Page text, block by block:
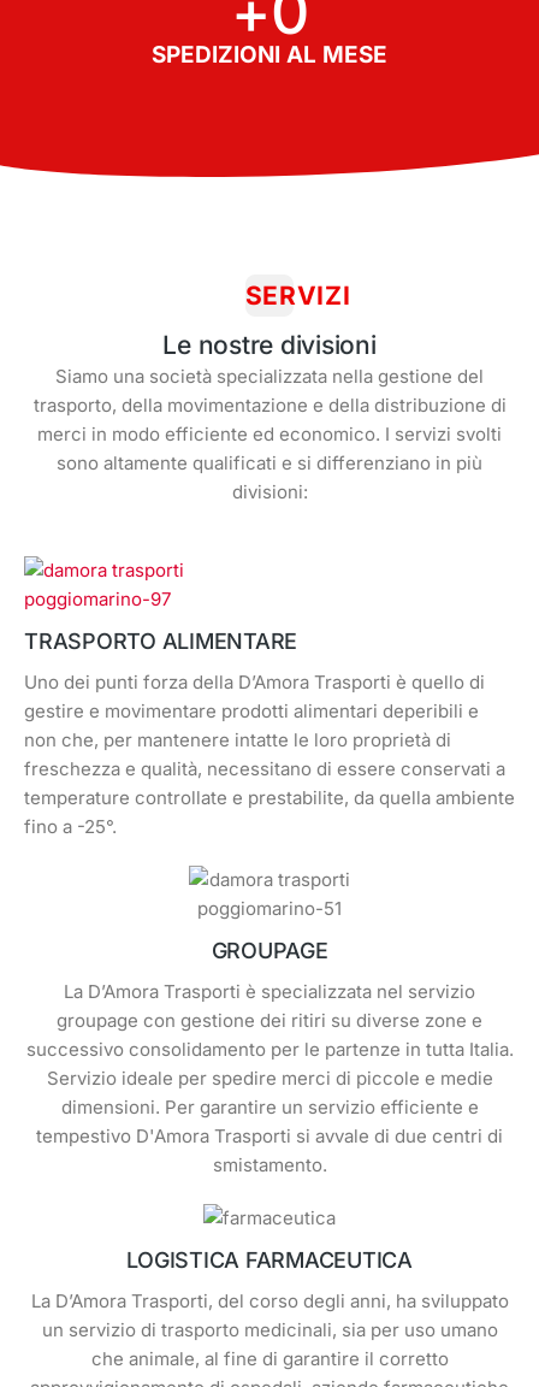
SPEDIZIONI AL MESE
SERVIZI
Le nostre divisioni
Siamo una società specializzata nella gestione del
trasporto, della movimentazione e della distribuzione di
merci in modo efficiente ed economico. I servizi svolti
sono altamente qualificati e si differenziano in più
divisioni:
TRASPORTO ALIMENTARE
Uno dei punti forza della D’Amora Trasporti è quello di
gestire e movimentare prodotti alimentari deperibili e
non che, per mantenere intatte le loro proprietà di
freschezza e qualità, necessitano di essere conservati a
temperature controllate e prestabilite, da quella ambiente
fino a -25°.
GROUPAGE
La D’Amora Trasporti è specializzata nel servizio
groupage con gestione dei ritiri su diverse zone e
successivo consolidamento per le partenze in tutta Italia.
Servizio ideale per spedire merci di piccole e medie
dimensioni. Per garantire un servizio efficiente e
tempestivo D'Amora Trasporti si avvale di due centri di
smistamento.
LOGISTICA FARMACEUTICA
La D’Amora Trasporti, del corso degli anni, ha sviluppato
un servizio di trasporto medicinali, sia per uso umano
che animale, al fine di garantire il corretto